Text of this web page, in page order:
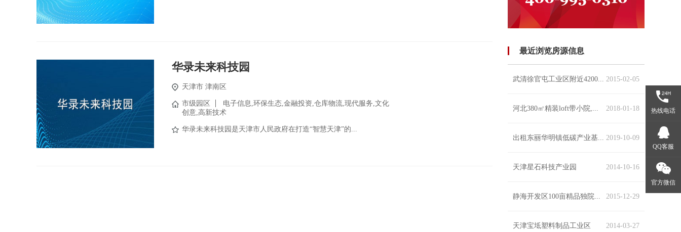
华录未来科技园
天津市 津南区
市级园区
电子信息,环保生态,金融投资,仓库物流,现代服务,文化
创意,高新技术
华录未来科技园是天津市人民政府在打造“智慧天津”的...
最近浏览房源信息
2015-02-05
武清徐官屯工业区附近4200...
2018-01-18
河北380㎡精装loft带小院,...
2019-10-09
出租东丽华明镇低碳产业基...
2014-10-16
天津星石科技产业园
2015-12-29
静海开发区100亩精品独院...
2014-03-27
天津宝坻塑料制品工业区
热线电话
QQ客服
官方微信